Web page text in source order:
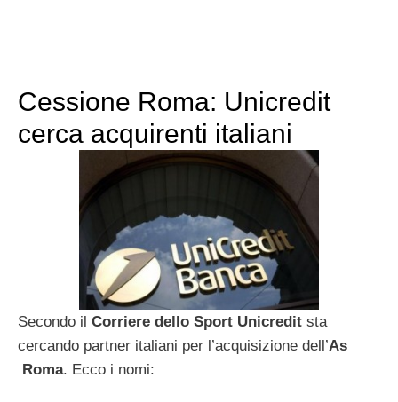
Cessione Roma: Unicredit
cerca acquirenti italiani
Secondo il Corriere dello Sport Unicredit sta
cercando partner italiani per l’acquisizione dell’As
Roma. Ecco i nomi: